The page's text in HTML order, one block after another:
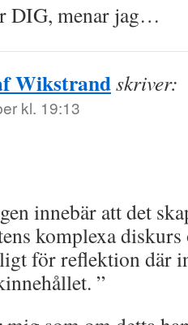
DIG, menar jag…
Wikstrandskriver:
kl. 19:13
innebär att det
komplexa
för reflektion där
”